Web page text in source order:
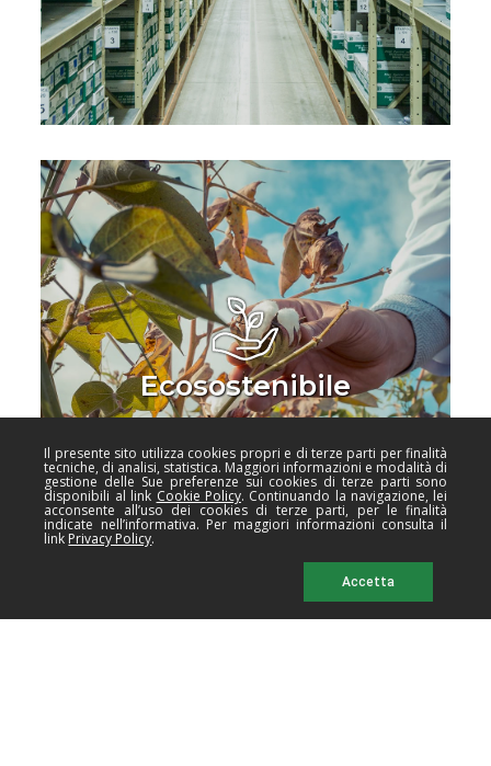
Ecosostenibile
Il presente sito utilizza cookies propri e di terze parti per finalità
tecniche, di analisi, statistica. Maggiori informazioni e modalità di
gestione delle Sue preferenze sui cookies di terze parti sono
disponibili al link Cookie Policy. Continuando la navigazione, lei
acconsente all’uso dei cookies di terze parti, per le finalità
indicate nell’informativa. Per maggiori informazioni consulta il
link Privacy Policy.
Accetta